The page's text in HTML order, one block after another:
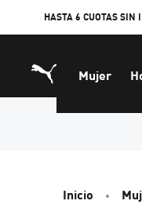
HASTA 6 CUOTAS SIN
Mujer
Inicio